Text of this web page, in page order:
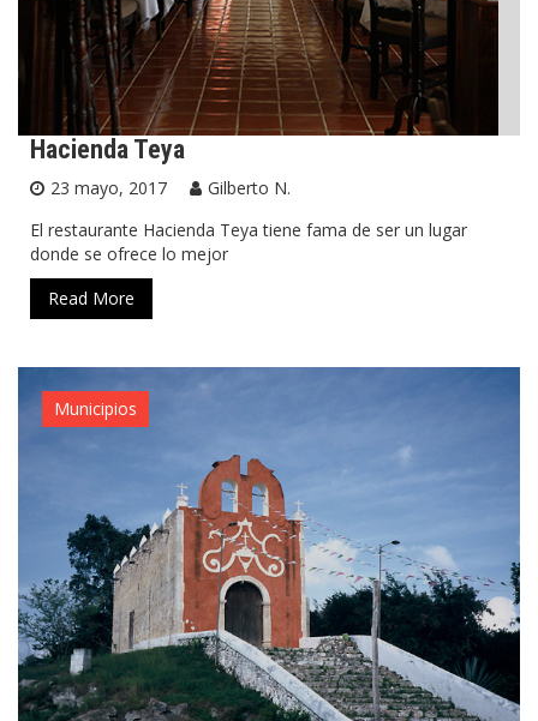
Hacienda Teya
23 mayo, 2017
Gilberto N.
El restaurante Hacienda Teya tiene fama de ser un lugar
donde se ofrece lo mejor
Read More
Municipios